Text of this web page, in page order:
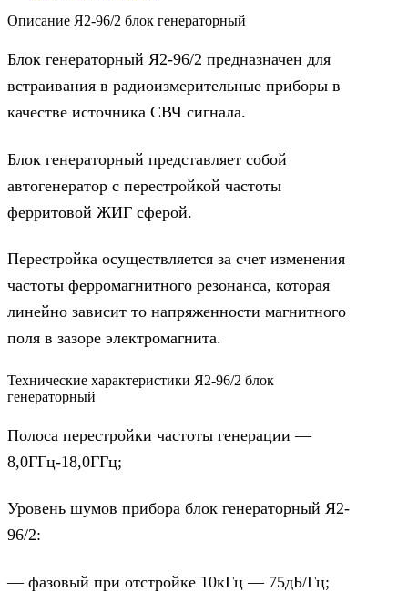
Описание Я2-96/2 блок генераторный
Блок генераторный Я2-96/2 предназначен для
встраивания в радиоизмерительные приборы в
качестве источника СВЧ сигнала.
Блок генераторный представляет собой
автогенератор с перестройкой частоты
ферритовой ЖИГ сферой.
Перестройка осуществляется за счет изменения
частоты ферромагнитного резонанса, которая
линейно зависит то напряженности магнитного
поля в зазоре электромагнита.
Технические характеристики Я2-96/2 блок
генераторный
Полоса перестройки частоты генерации —
8,0ГГц-18,0ГГц;
Уровень шумов прибора блок генераторный Я2-
96/2:
— фазовый при отстройке 10кГц — 75дБ/Гц;